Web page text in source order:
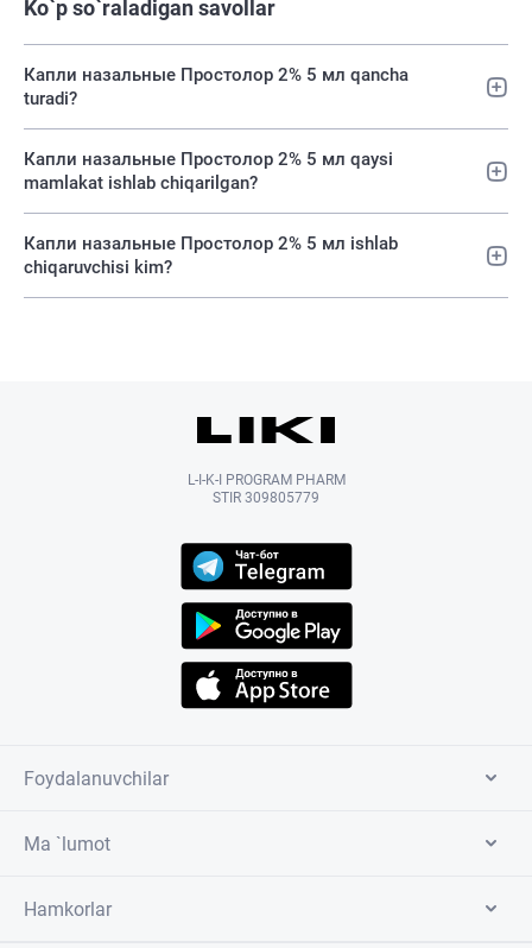
Ko`p so`raladigan savollar
Капли назальные Простолор 2% 5 мл qancha
turadi?
Капли назальные Простолор 2% 5 мл qaysi
mamlakat ishlab chiqarilgan?
Капли назальные Простолор 2% 5 мл ishlab
chiqaruvchisi kim?
L-I-K-I PROGRAM PHARM
STIR 309805779
Foydalanuvchilar
Ma `lumot
Hamkorlar